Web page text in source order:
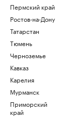
Пермский край
Ростов-на-Дону
Татарстан
Тюмень
Черноземье
Кавказ
Карелия
Мурманск
Приморский
край